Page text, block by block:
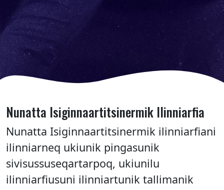
Nunatta Isiginnaartitsinermik Ilinniarfia
Nunatta Isiginnaartitsinermik ilinniarfiani
ilinniarneq ukiunik pingasunik
sivisussuseqartarpoq, ukiunilu
ilinniarfiusuni ilinniartunik tallimanik